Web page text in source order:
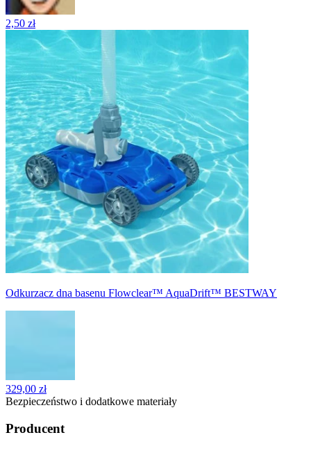
2,50 zł
Odkurzacz dna basenu Flowclear™ AquaDrift™ BESTWAY
329,00 zł
Bezpieczeństwo i dodatkowe materiały
Producent